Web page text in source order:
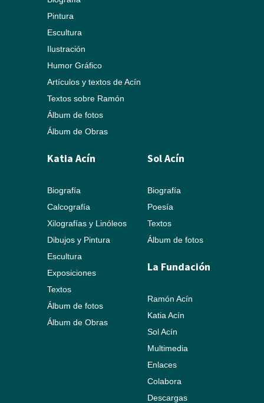
Pintura
Escultura
Ilustración
Humor Gráfico
Artículos y textos de Acín
Textos sobre Ramón
Álbum de fotos
Álbum de Obras
Katia Acín
Biografía
Calcografía
Xilografías y Linóleos
Dibujos y Pintura
Escultura
Exposiciones
Textos
Álbum de fotos
Álbum de Obras
Sol Acín
Biografía
Poesía
Textos
Álbum de fotos
La Fundación
Ramón Acín
Katia Acín
Sol Acín
Multimedia
Enlaces
Colabora
Descargas